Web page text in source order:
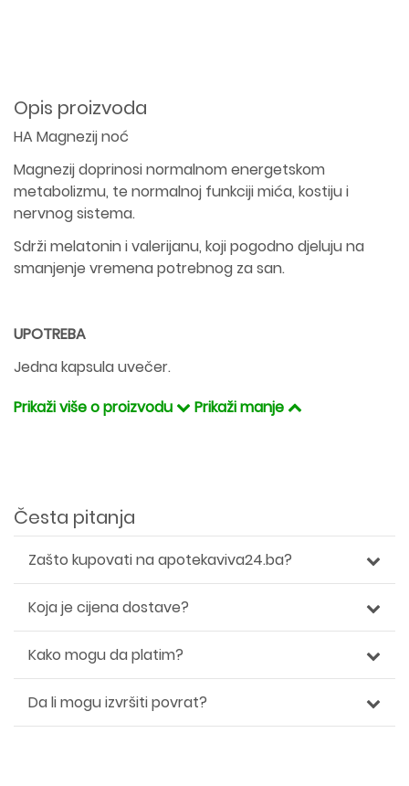
Opis proizvoda
HA Magnezij noć
Magnezij doprinosi normalnom energetskom
metabolizmu, te normalnoj funkciji mića, kostiju i
nervnog sistema.
Sdrži melatonin i valerijanu, koji pogodno djeluju na
smanjenje vremena potrebnog za san.
UPOTREBA
Jedna kapsula uvečer.
Prikaži više o proizvodu
Prikaži manje
Česta pitanja
Zašto kupovati na apotekaviva24.ba?
Koja je cijena dostave?
Kako mogu da platim?
Da li mogu izvršiti povrat?